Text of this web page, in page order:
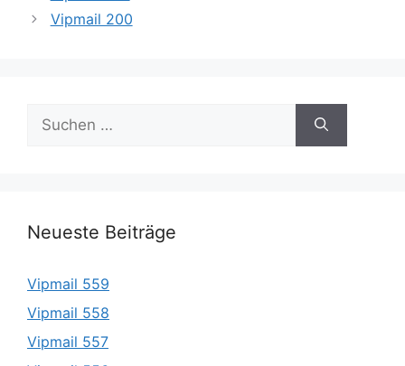
Vipmail 200
Suche
nach:
Neueste Beiträge
Vipmail 559
Vipmail 558
Vipmail 557